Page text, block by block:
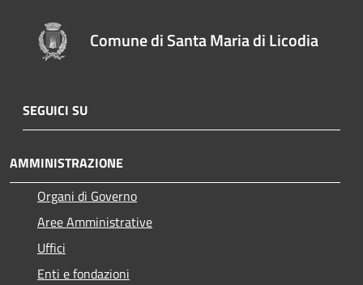
Comune di Santa Maria di Licodia
SEGUICI SU
AMMINISTRAZIONE
Organi di Governo
Aree Amministrative
Uffici
Enti e fondazioni